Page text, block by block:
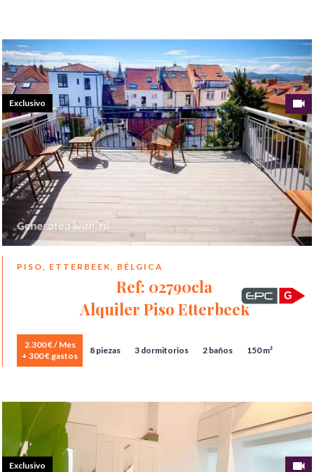
PISO, ETTERBEEK, BÉLGICA
Ref: 02790cla
Alquiler Piso Etterbeek
2.300 € / Mes
+ 300 € gastos
8 piezas 3 dormitorios 2 baños 150 m²
Exclusivo
G
Exclusivo